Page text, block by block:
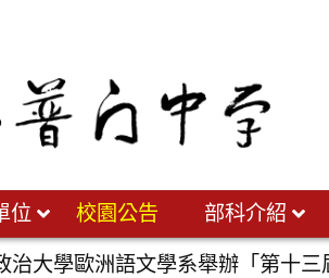
位 校園公告 部科介紹
治大學歐洲語文學系舉辦「第十